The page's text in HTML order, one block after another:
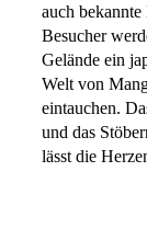
auch
Besucher
Gelände ein
Welt von
eintauchen.
und das
lässt die